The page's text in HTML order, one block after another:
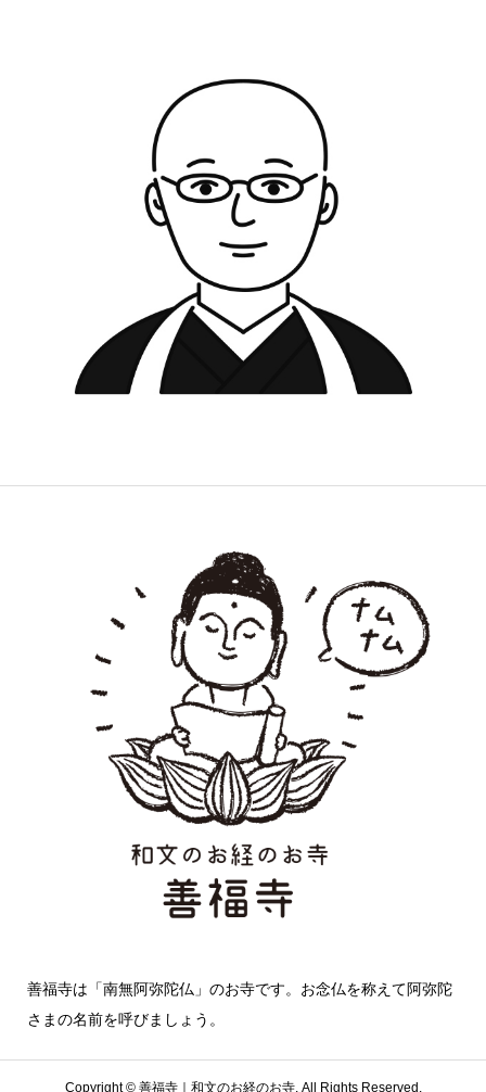
善福寺は「南無阿弥陀仏」のお寺です。お念仏を称えて阿弥陀
さまの名前を呼びましょう。
Copyright ©善福寺｜和文のお経のお寺. All Rights Reserved.